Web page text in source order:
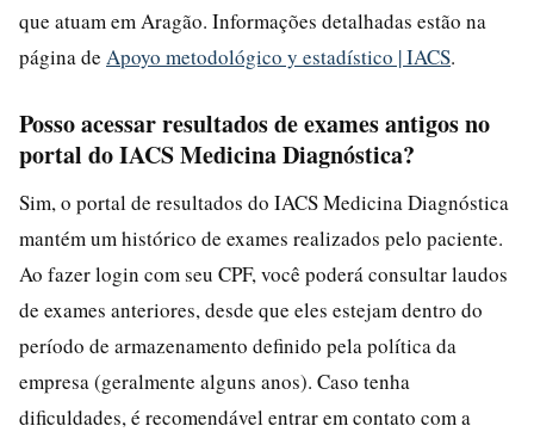
que atuam em Aragão. Informações detalhadas estão na
página de Apoyo metodológico y estadístico | IACS.
Posso acessar resultados de exames antigos no
portal do IACS Medicina Diagnóstica?
Sim, o portal de resultados do IACS Medicina Diagnóstica
mantém um histórico de exames realizados pelo paciente.
Ao fazer login com seu CPF, você poderá consultar laudos
de exames anteriores, desde que eles estejam dentro do
período de armazenamento definido pela política da
empresa (geralmente alguns anos). Caso tenha
dificuldades, é recomendável entrar em contato com a